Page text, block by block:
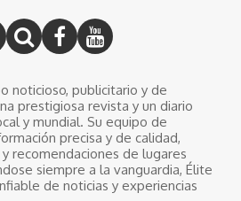
noticioso, publicitario y de
prestigiosa revista y un diario
y mundial. Su equipo de
precisa y de calidad,
recomendaciones de lugares
siempre a la vanguardia, Élite
de noticias y experiencias